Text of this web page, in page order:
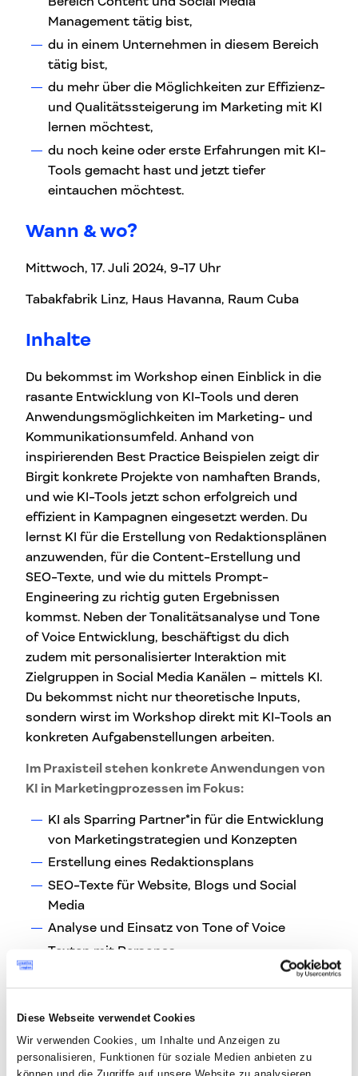
Diese Webseite verwendet Cookies
Wir verwenden Cookies, um Inhalte und Anzeigen zu
personalisieren, Funktionen für soziale Medien anbieten zu
können und die Zugriffe auf unsere Website zu analysieren.
Management tätig bist,
du in einem Unternehmen in diesem Bereich
tätig bist,
du mehr über die Möglichkeiten zur Effizienz-
und Qualitätssteigerung im Marketing mit KI
lernen möchtest,
du noch keine oder erste Erfahrungen mit KI-
Tools gemacht hast und jetzt tiefer
eintauchen möchtest.
Wann & wo?
Mittwoch, 17. Juli 2024, 9-17 Uhr
Tabakfabrik Linz, Haus Havanna, Raum Cuba
Inhalte
Du bekommst im Workshop einen Einblick in die
rasante Entwicklung von KI-Tools und deren
Anwendungsmöglichkeiten im Marketing- und
Kommunikationsumfeld. Anhand von
inspirierenden Best Practice Beispielen zeigt dir
Birgit konkrete Projekte von namhaften Brands,
und wie KI-Tools jetzt schon erfolgreich und
effizient in Kampagnen eingesetzt werden. Du
lernst KI für die Erstellung von Redaktionsplänen
anzuwenden, für die Content-Erstellung und
SEO-Texte, und wie du mittels Prompt-
Engineering zu richtig guten Ergebnissen
kommst. Neben der Tonalitätsanalyse und Tone
of Voice Entwicklung, beschäftigst du dich
zudem mit personalisierter Interaktion mit
Zielgruppen in Social Media Kanälen – mittels KI.
Du bekommst nicht nur theoretische Inputs,
sondern wirst im Workshop direkt mit KI-Tools an
konkreten Aufgabenstellungen arbeiten.
Im Praxisteil stehen konkrete Anwendungen von
KI in Marketingprozessen im Fokus:
KI als Sparring Partner*in für die Entwicklung
von Marketingstrategien und Konzepten
Erstellung eines Redaktionsplans
SEO-Texte für Website, Blogs und Social
Media
Analyse und Einsatz von Tone of Voice
Texten mit Personas
Das lernst du: